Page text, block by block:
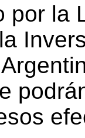
por la